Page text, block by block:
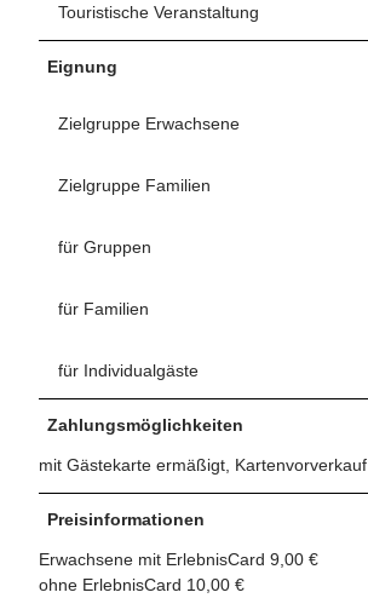
Touristische Veranstaltung
Eignung
Zielgruppe Erwachsene
Zielgruppe Familien
für Gruppen
für Familien
für Individualgäste
Zahlungsmöglichkeiten
mit Gästekarte ermäßigt, Kartenvorverkauf
Preisinformationen
Erwachsene mit ErlebnisCard 9,00 €
ohne ErlebnisCard 10,00 €